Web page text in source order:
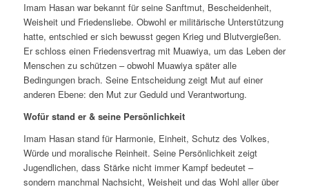
Imam Hasan war bekannt für seine Sanftmut, Bescheidenheit,
Weisheit und Friedensliebe. Obwohl er militärische Unterstützung
hatte, entschied er sich bewusst gegen Krieg und Blutvergießen.
Er schloss einen Friedensvertrag mit Muawiya, um das Leben der
Menschen zu schützen – obwohl Muawiya später alle
Bedingungen brach. Seine Entscheidung zeigt Mut auf einer
anderen Ebene: den Mut zur Geduld und Verantwortung.
Wofür stand er & seine Persönlichkeit
Imam Hasan stand für Harmonie, Einheit, Schutz des Volkes,
Würde und moralische Reinheit. Seine Persönlichkeit zeigt
Jugendlichen, dass Stärke nicht immer Kampf bedeutet –
sondern manchmal Nachsicht, Weisheit und das Wohl aller über